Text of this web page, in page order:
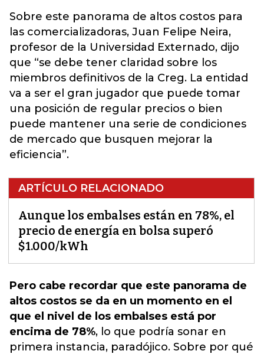
Sobre este panorama de altos costos para
las comercializadoras, Juan Felipe Neira,
profesor de la Universidad Externado, dijo
que “se debe tener claridad sobre los
miembros definitivos de la Creg. La entidad
va a ser el gran jugador que puede tomar
una posición de regular precios o bien
puede mantener una serie de condiciones
de mercado que busquen mejorar la
eficiencia”.
ARTÍCULO RELACIONADO
Aunque los embalses están en 78%, el
precio de energía en bolsa superó
$1.000/kWh
Pero cabe recordar que este panorama de
altos costos se da en un momento en el
que el nivel de los embalses está por
encima de 78%, lo que podría sonar en
primera instancia, paradójico. Sobre por qué